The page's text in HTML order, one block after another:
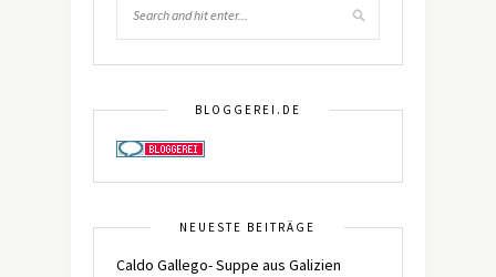
BLOGGEREI.DE
NEUESTE BEITRÄGE
Caldo Gallego- Suppe aus Galizien